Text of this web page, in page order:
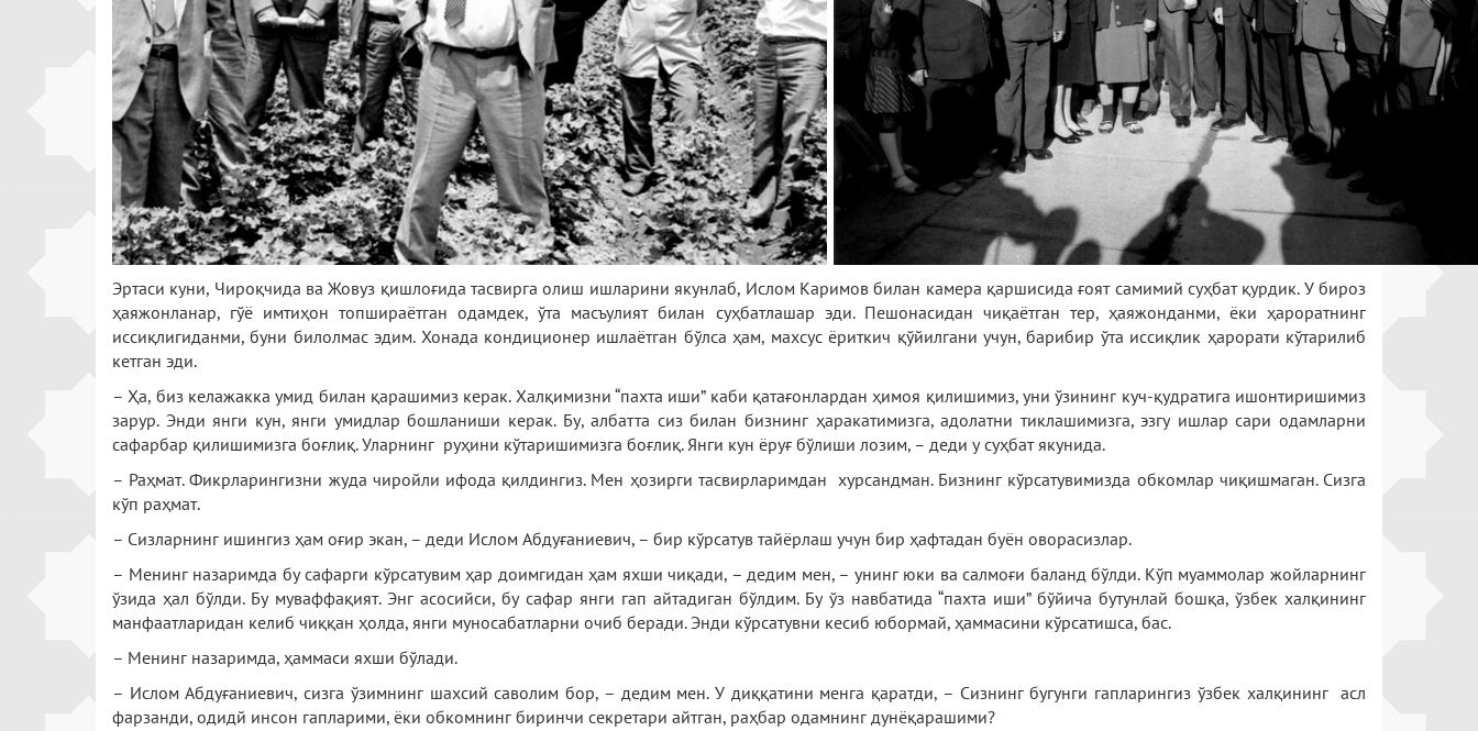
Эртаси куни, Чироқчида ва Жовуз қишлоғида тасвирга олиш ишларини якунлаб, Ислом Каримов билан камера қаршисида ғоят самимий суҳбат қурдик. У бироз
ҳаяжонланар, гўё имтиҳон топшираётган одамдек, ўта масъулият билан суҳбатлашар эди. Пешонасидан чиқаётган тер, ҳаяжонданми, ёки ҳароратнинг
иссиқлигиданми, буни билолмас эдим. Хонада кондиционер ишлаётган бўлса ҳам, махсус ёриткич қўйилгани учун, барибир ўта иссиқлик ҳарорати кўтарилиб
кетган эди.
– Ҳа, биз келажакка умид билан қарашимиз керак. Халқимизни “пахта иши” каби қатағонлардан ҳимоя қилишимиз, уни ўзининг куч-қудратига ишонтиришимиз
зарур. Энди янги кун, янги умидлар бошланиши керак. Бу, албатта сиз билан бизнинг ҳаракатимизга, адолатни тиклашимизга, эзгу ишлар сари одамларни
сафарбар қилишимизга боғлиқ. Уларнинг руҳини кўтаришимизга боғлиқ. Янги кун ёруғ бўлиши лозим, – деди у суҳбат якунида.
– Раҳмат. Фикрларингизни жуда чиройли ифода қилдингиз. Мен ҳозирги тасвирларимдан хурсандман. Бизнинг кўрсатувимизда обкомлар чиқишмаган. Сизга
кўп раҳмат.
– Сизларнинг ишингиз ҳам оғир экан, – деди Ислом Абдуғаниевич, – бир кўрсатув тайёрлаш учун бир ҳафтадан буён оворасизлар.
– Менинг назаримда бу сафарги кўрсатувим ҳар доимгидан ҳам яхши чиқади, – дедим мен, – унинг юки ва салмоғи баланд бўлди. Кўп муаммолар жойларнинг
ўзида ҳал бўлди. Бу муваффақият. Энг асосийси, бу сафар янги гап айтадиган бўлдим. Бу ўз навбатида “пахта иши” бўйича бутунлай бошқа, ўзбек халқининг
манфаатларидан келиб чиққан ҳолда, янги муносабатларни очиб беради. Энди кўрсатувни кесиб юбормай, ҳаммасини кўрсатишса, бас.
– Менинг назаримда, ҳаммаси яхши бўлади.
– Ислом Абдуғаниевич, сизга ўзимнинг шахсий саволим бор, – дедим мен. У диққатини менга қаратди, – Сизнинг бугунги гапларингиз ўзбек халқининг асл
фарзанди, одидй инсон гапларими, ёки обкомнинг биринчи секретари айтган, раҳбар одамнинг дунёқарашими?